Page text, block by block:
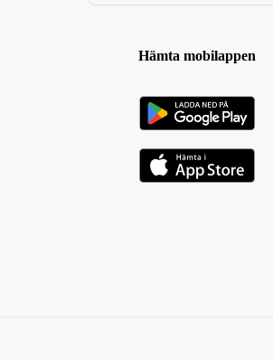
Hämta mobilappen